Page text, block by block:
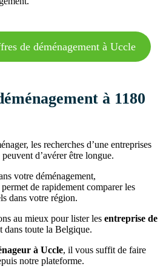
de déménagement à Uccle
à 1180
les recherches d’une entreprises
d’avérer être longue.
votre déménagement,
de rapidement comparer les
dans votre région.
au mieux pour lister les entreprise de
dans toute la Belgique.
à Uccle, il vous suffit de faire
notre plateforme.